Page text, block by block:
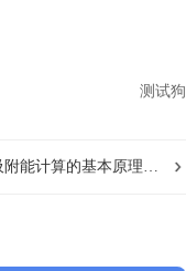
测试狗
下一篇：第一性原理吸附能计算的基本原理及应用领域分析